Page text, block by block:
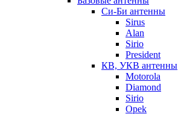
Си-Би антенны
Sirus
Alan
Sirio
President
КВ, УКВ антенны
Motorola
Diamond
Sirio
Opek